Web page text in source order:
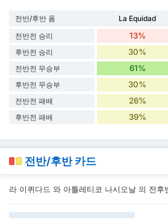
전반/후반 폼 La Equidad
전반전 승리
13%
후반전 승리 30%
전반전 무승부 61%
후반전 무승부 30%
전반전 패배 26%
후반전 패배 39%
전반/후반 카드
라 이퀴다드 와 아틀레티코 나시오날 의 전후